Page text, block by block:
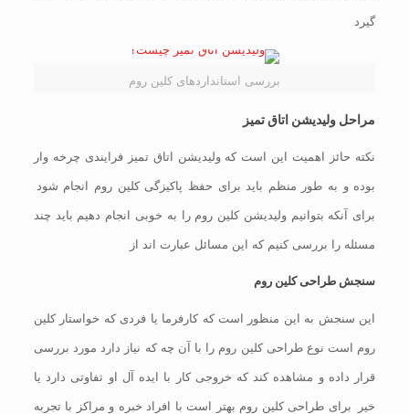
گیرد.
بررسی استانداردهای کلین روم
مراحل ولیدیشن اتاق تمیز
نکته حائز اهمیت این است که ولیدیشن اتاق تمیز فرایندی چرخه وار
بوده و به طور منظم باید برای حفظ پاکیزگی کلین روم انجام شود.
برای آنکه بتوانیم ولیدیشن کلین روم را به خوبی انجام دهیم باید چند
مسئله را بررسی کنیم که این مسائل عبارت اند از:
سنجش طراحی کلین روم
این سنجش به این منظور است که کارفرما یا فردی که خواستار کلین
روم است نوع طراحی کلین روم را با آن چه که نیاز دارد مورد بررسی
قرار داده و مشاهده کند که خروجی کار با ایده آل او تفاوتی دارد یا
خیر. برای طراحی کلین روم بهتر است با افراد خبره و مراکز با تجربه